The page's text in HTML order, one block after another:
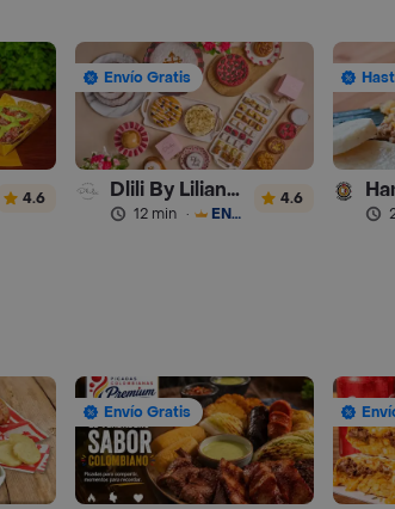
4.6
Envío Gratis
Dlili By Liliana Arango
12 min · ENVÍO GRATIS
4.6
Envío Gratis